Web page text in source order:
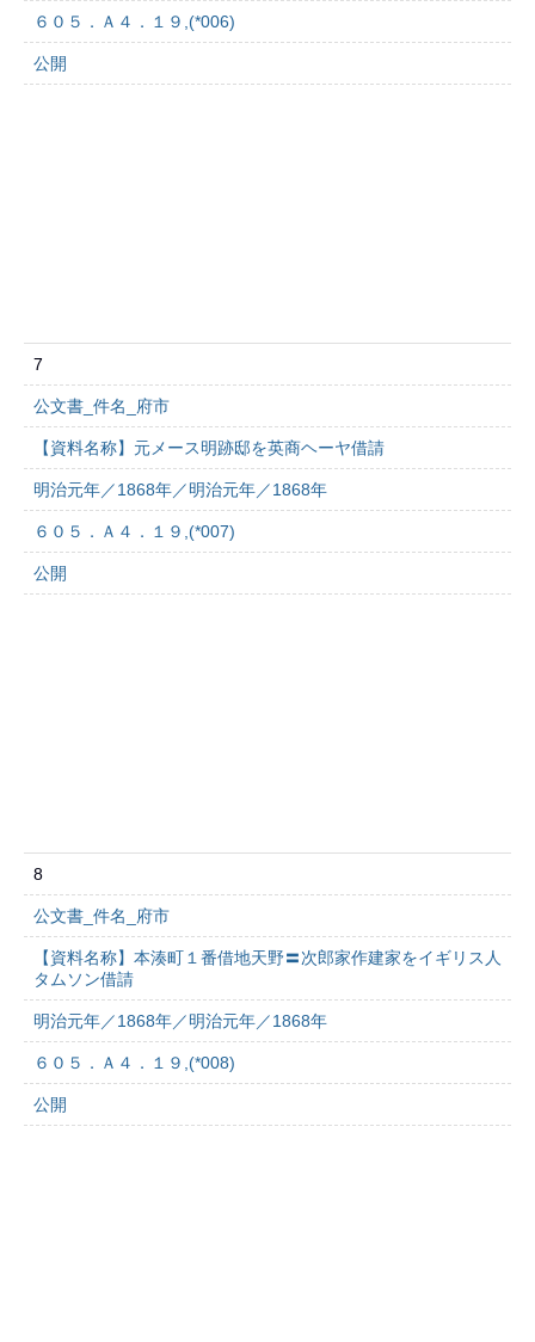
６０５．Ａ４．１９,(*006)
公開
7
公文書_件名_府市
【資料名称】元メース明跡邸を英商ヘーヤ借請
明治元年／1868年／明治元年／1868年
６０５．Ａ４．１９,(*007)
公開
8
公文書_件名_府市
【資料名称】本湊町１番借地天野〓次郎家作建家をイギリス人
タムソン借請
明治元年／1868年／明治元年／1868年
６０５．Ａ４．１９,(*008)
公開